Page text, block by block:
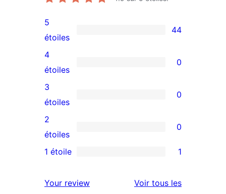
44
avis
à
5
étoiles
5
étoiles
44
0
avis
à
4
étoile
4
étoiles
0
0
avis
à
3
3
étoiles
0
0
avis
2
2
étoiles
0
à
1 étoile 1
Your review Voir tous lesavis